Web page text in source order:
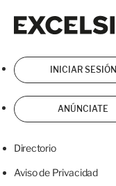
INICIAR SESIÓN
ANÚNCIATE
Directorio
Aviso de Privacidad